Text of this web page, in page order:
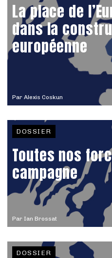
Par Alexis Coskun
La place de
dans la
européenne
Par Ian Brossat
DOSSIER
Toutes nos
campagne
DOSSIER